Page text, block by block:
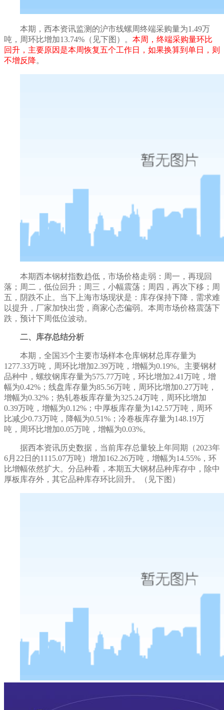
本期，西本资讯监测的沪市线螺周终端采购量为1.49万
吨， 周环比增加13.74% （见下图）。 本周，终端采购量环比
回升，主要原因是本周恢复五个工作日，如果换算到单日，则
不增反降。
本期西本钢材指数趋低 ，市场价格走弱 ： 周一，再现回
落； 周二， 低位回升 ；周三， 小幅震荡 ；周四， 再次下移 ；周
五， 阴跌不止 。当下上海市场现状是：库存保持下降 ， 需求难
以提升 ， 厂家加快出货，商家心态偏弱。 本周市场价格震荡下
跌 ，预计下周低位波动。
二、库存总结分析
本期，全国35个主要市场样本仓库钢材总库存量为
1277.33万吨， 周环比增加2.39万吨， 增幅为0.19%。主要钢材
品种中，螺纹钢库存量为575.77万吨， 环比增加2.41万吨， 增
幅为0.42%；线盘库存量为85.56万吨， 周环比增加0.27万吨，
增幅为0.32%；热轧卷板库存量为325.24万吨， 周环比增加
0.39万吨， 增幅为0.12%；中厚板库存量为142.57万吨，周环
比减少0.73万吨， 降幅为0.51%；冷卷板库存量为148.19万
吨， 周环比增加0.05万吨， 增幅为0.03%。
据西本资讯历史数据，当前库存总量较上年同期（2023年
6月 22 日的1115.07万吨） 增加162.26万吨， 增幅为14.55% ， 环
比增幅依然扩大。分品种看，本期五大钢材品种库存中， 除中
厚板库存外，其它品种库存环比回升。（见下图）